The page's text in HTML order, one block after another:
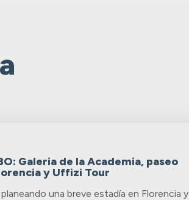
Galeria de la Academia, paseo
y Uffizi Tour
planeando una breve estadía en Florencia y